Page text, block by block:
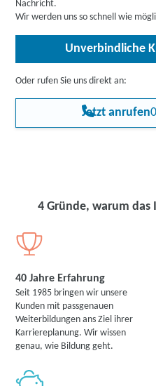
Nachricht.
Wir werden uns so schnell wie
Unverbindliche
Oder rufen Sie uns direkt an:
Jetzt anrufen
4 Gründe, warum das
40 Jahre Erfahrung
Seit 1985 bringen wir unsere
Kunden mit passgenauen
Weiterbildungen ans Ziel ihrer
Karriereplanung. Wir wissen
genau, wie Bildung geht.